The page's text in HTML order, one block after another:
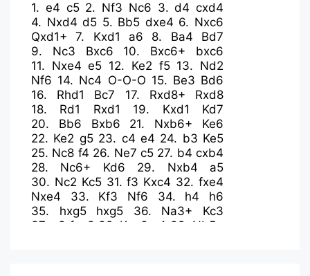
1. e4 c5 2. Nf3 Nc6 3.d4 cxd4
4. Nxd4 d5 5. Bb5 dxe4 6. Nxc6
Qxd1+
7. Kxd1 a6 8. Ba4
Bd7
9. Nc3 Bxc6 10. Bxc6+
bxc6
11. Nxe4 e5 12. Ke2 f5 13. Nd2
Nf6 14. Nc4 O-O-O 15. Be3 Bd6
16. Rhd1 Bc7 17. Rxd8+
Rxd8
18. Rd1 Rxd1 19. Kxd1
Kd7
20. Bb6 Bxb6 21. Nxb6+
Ke6
22. Ke2 g5 23. c4 e4 24. b3 Ke5
25. Nc8 f4 26. Ne7 c5 27. b4 cxb4
28. Nc6+ Kd6 29. Nxb4
a5
30. Nc2 Kc5 31.f3 Kxc4 32.fxe4
Nxe4
33. Kf3 Nf6 34. h4
h6
35. hxg5 hxg5 36. Na3+
Kc3
37.
g3 fxg3 38. Kxg3 a4 39. Nb5+